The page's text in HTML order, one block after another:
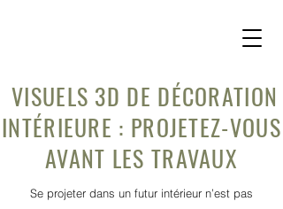
VISUELS 3D DE DÉCORATION
INTÉRIEURE : PROJETEZ-VOUS
AVANT LES TRAVAUX
Se projeter dans un futur intérieur n’est pas